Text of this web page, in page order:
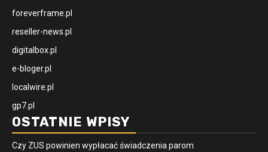
foreverframe.pl
reseller-news.pl
digitalbox.pl
e-bloger.pl
localwire.pl
gp7.pl
OSTATNIE WPISY
Czy ZUS powinien wypłacać świadczenia parom